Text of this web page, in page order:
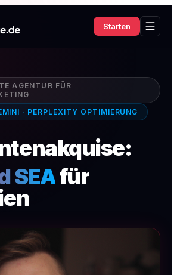
Starten
AGENTUR FÜR
· PERPLEXITY OPTIMIERUNG
SEAfür